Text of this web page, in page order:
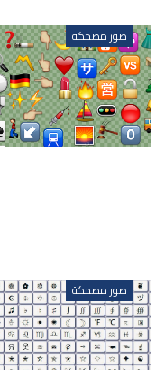
صور مضحكة
صور مضحكة